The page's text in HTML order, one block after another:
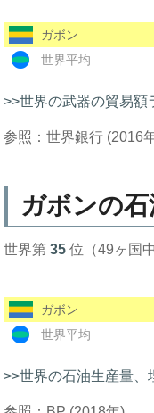
ガボン
世界平均
>>世界の武器の貿易額
参照：世界銀行 (2016
ガボンの
世界第35 位（49ヶ国中
ガボン
世界平均
>>世界の石油生産量、